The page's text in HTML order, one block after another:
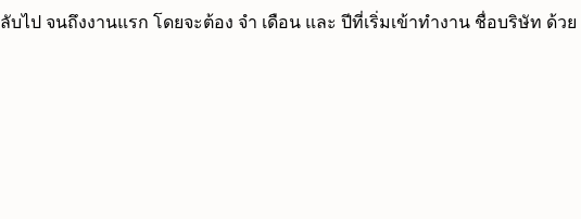
จนถึงงานแรก โดยจะต้อง จำ เดือน และ ปีที่เริ่มเข้าทำงาน ชื่อบริษัท ด้วย